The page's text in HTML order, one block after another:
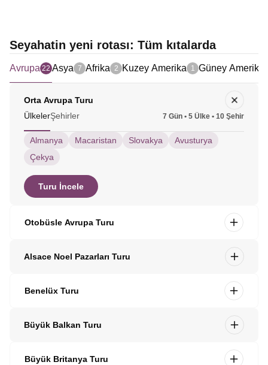
Seyahatin yeni rotası: Tüm kıtalarda
Avrupa 22 Asya 7 Afrika 2 Kuzey Amerika 1 Güney Amerika
Orta Avrupa Turu
ÜlkelerŞehirler 7 Gün • 5 Ülke • 10 Şehir
Almanya Macaristan Slovakya
Avusturya
Çekya
Turu İncele
Otobüsle Avrupa Turu
Alsace Noel Pazarları Turu
Benelüx Turu
Büyük Balkan Turu
Büyük Britanya Turu